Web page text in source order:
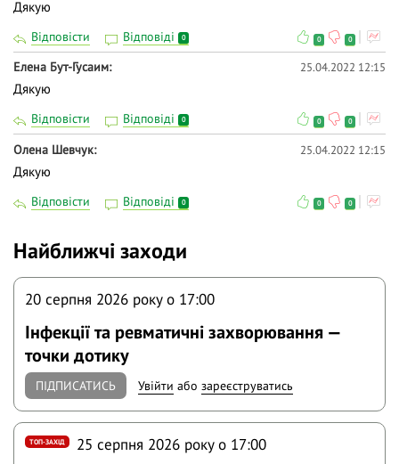
Дякую
Відповісти Відповіді 0 0 0
Елена Бут-Гусаим 25.04.2022 12:15
Дякую
Відповісти Відповіді 0 0 0
Олена Шевчук 25.04.2022 12:15
Дякую
Відповісти Відповіді 0 0 0
Найближчі заходи
20 серпня 2026 року o 17:00
Інфекції та ревматичні захворювання —
точки дотику
ПІДПИСАТИСЬ Увійти абозареєструватись
ТОП-ЗАХІД 25 серпня 2026 року o 17:00